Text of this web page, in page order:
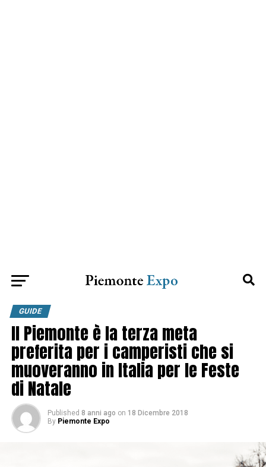
GUIDE
Il Piemonte è la terza meta
preferita per i camperisti che si
muoveranno in Italia per le Feste
di Natale
Published 8 anni ago on 18 Dicembre 2018
By Piemonte Expo